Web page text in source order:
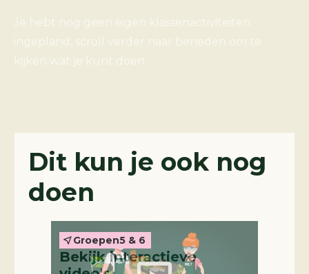
Je hebt nog geen eigen klassenactiviteiten
ingepland, scroll verder naar beneden om te
kijken wat je kunt doen.
Dit kun je ook nog
doen
Groepen5 & 6
Bekijk interactieve
Leskist